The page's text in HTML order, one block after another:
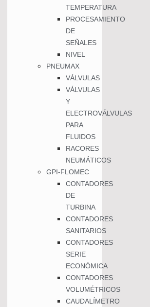
TEMPERATURA
PROCESAMIENTO
DE
SEÑALES
NIVEL
PNEUMAX
VÁLVULAS
VÁLVULAS
Y
ELECTROVÁLVULAS
PARA
FLUIDOS
RACORES
NEUMÁTICOS
GPI-FLOMEC
CONTADORES
DE
TURBINA
CONTADORES
SANITARIOS
CONTADORES
SERIE
ECONÓMICA
CONTADORES
VOLUMÉTRICOS
CAUDALÍMETRO